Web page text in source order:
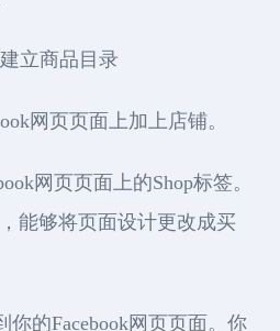
立商品目录
网页页面上加上店铺。
网页页面上的Shop标签。
能够将页面设计更改成买
的Facebook网页页面。你